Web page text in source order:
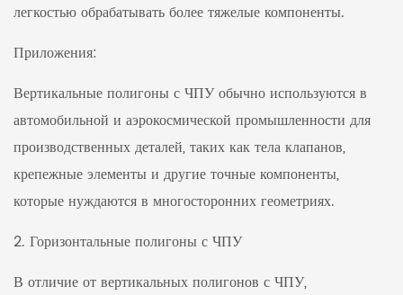
легкостью обрабатывать более тяжелые компоненты.
Приложения:
Вертикальные полигоны с ЧПУ обычно используются в
автомобильной и аэрокосмической промышленности для
производственных деталей, таких как тела клапанов,
крепежные элементы и другие точные компоненты,
которые нуждаются в многосторонних геометриях.
2. Горизонтальные полигоны с ЧПУ
В отличие от вертикальных полигонов с ЧПУ,